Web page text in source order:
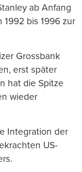
ab Anfang
bis 1996 zur
Grossbank
erst später
hat die Spitze
wieder
Integration der
US-